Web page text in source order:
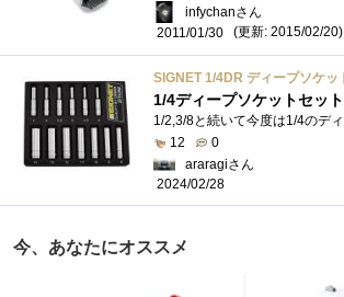
infychanさん
2011/01/30
(更新: 2015/02/20)
1/4ディープソケットセット
12
0
araragiさん
2024/02/28
今、あなたにオススメ